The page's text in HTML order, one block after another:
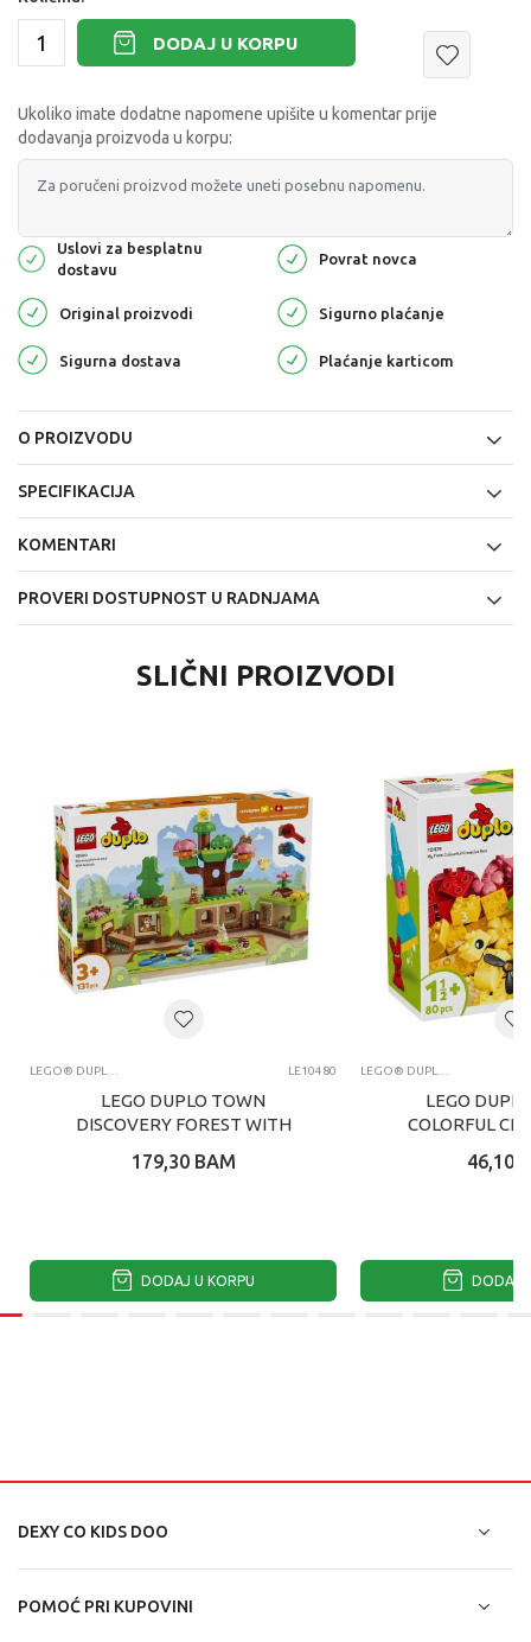
DODAJ U KORPU
Ukoliko imate dodatne napomene upišite u komentar prije
dodavanja proizvoda u korpu:
Uslovi za besplatnu
dostavu
Povrat novca
Original proizvodi Sigurno plaćanje
Sigurna dostava Plaćanje karticom
O PROIZVODU
SPECIFIKACIJA
KOMENTARI
PROVERI DOSTUPNOST U RADNJAMA
SLIČNI PROIZVODI
LEGO® DUPLO® LE10480
LEGO DUPLO TOWN
DISCOVERY FOREST WITH
179,30 BAM
DODAJ U KORPU
LEGO® DUPLO®
LEGO
COLORFUL
46,10
DODAJ
DEXY CO KIDS DOO
POMOĆ PRI KUPOVINI